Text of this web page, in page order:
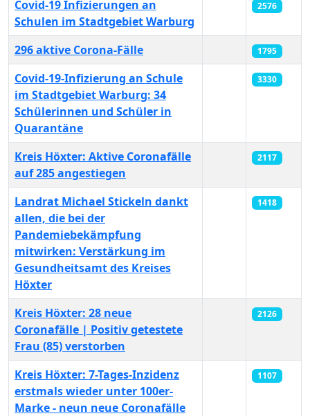
Covid-19 Infizierungen an
Schulen im Stadtgebiet Warburg
2576
296 aktive Corona-Fälle 1795
Covid-19-Infizierung an Schule
im Stadtgebiet Warburg: 34
Schülerinnen und Schüler in
Quarantäne
3330
Kreis Höxter: Aktive Coronafälle
auf 285 angestiegen
2117
Landrat Michael Stickeln dankt
allen, die bei der
Pandemiebekämpfung
mitwirken: Verstärkung im
Gesundheitsamt des Kreises
Höxter
1418
Kreis Höxter: 28 neue
Coronafälle | Positiv getestete
Frau (85) verstorben
2126
Kreis Höxter: 7-Tages-Inzidenz
erstmals wieder unter 100er-
Marke - neun neue Coronafälle
1107